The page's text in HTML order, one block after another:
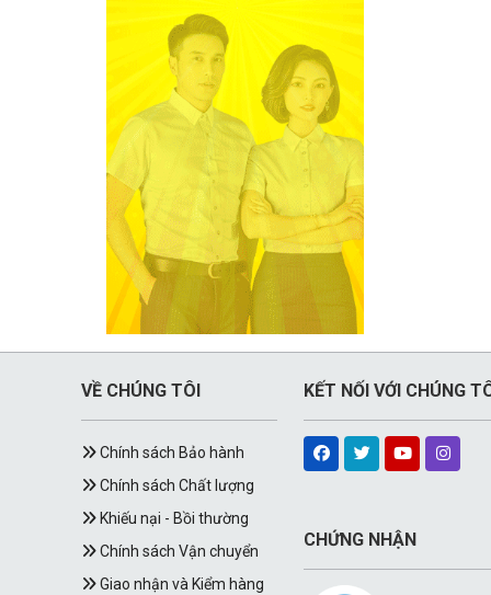
VỀ CHÚNG TÔI
Chính sách Bảo hành
Chính sách Chất lượng
Khiếu nại - Bồi thường
Chính sách Vận chuyển
Giao nhận và Kiểm hàng
KẾT NỐI VỚI CHÚNG
CHỨNG NHẬN